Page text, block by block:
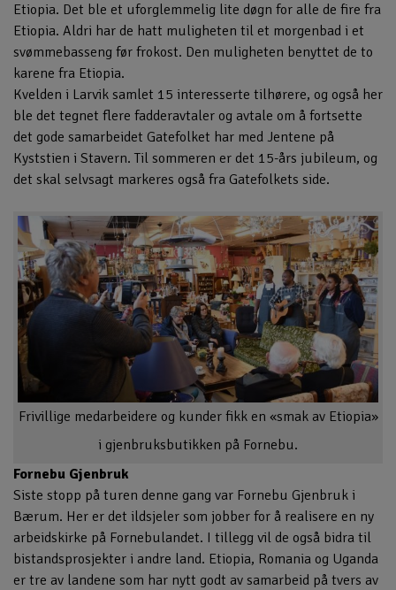
Etiopia. Det ble et uforglemmelig lite døgn for alle de fire fra
Etiopia. Aldri har de hatt muligheten til et morgenbad i et
svømmebasseng før frokost. Den muligheten benyttet de to
karene fra Etiopia.
Kvelden i Larvik samlet 15 interesserte tilhørere, og også her
ble det tegnet flere fadderavtaler og avtale om å fortsette
det gode samarbeidet Gatefolket har med Jentene på
Kyststien i Stavern. Til sommeren er det 15-års jubileum, og
det skal selvsagt markeres også fra Gatefolkets side.
Frivillige medarbeidere og kunder fikk en «smak av Etiopia»
i gjenbruksbutikken på Fornebu.
Fornebu Gjenbruk
Siste stopp på turen denne gang var Fornebu Gjenbruk i
Bærum. Her er det ildsjeler som jobber for å realisere en ny
arbeidskirke på Fornebulandet. I tillegg vil de også bidra til
bistandsprosjekter i andre land. Etiopia, Romania og Uganda
er tre av landene som har nytt godt av samarbeid på tvers av